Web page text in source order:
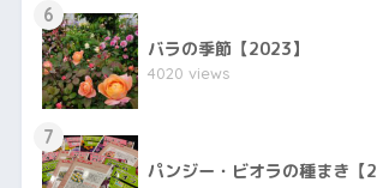
6
バラの季節【2023】
4020 views
7
パンジー・ビオラの種まき【